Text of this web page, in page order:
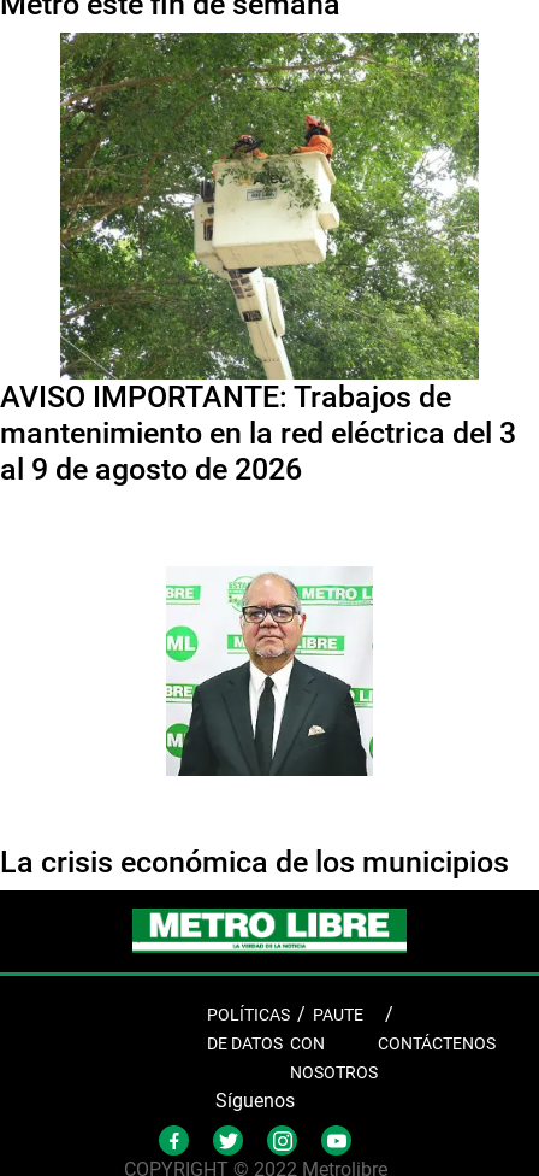
AVISO IMPORTANTE: Trabajos de
mantenimiento en la red eléctrica del 3
al 9 de agosto de 2026
La crisis económica de los municipios
POLÍTICAS
DE DATOS
PAUTE
CON
NOSOTROS
CONTÁCTENOS
Síguenos
COPYRIGHT © 2022 Metrolibre